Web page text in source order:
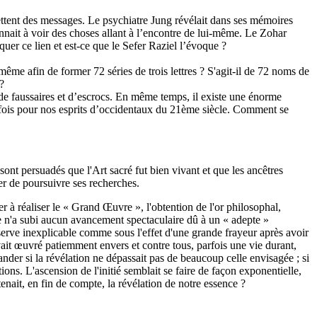
des messages. Le psychiatre Jung révélait dans ses mémoires
à voir des choses allant à l’encontre de lui-même. Le Zohar
ce lien et est-ce que le Sefer Raziel l’évoque ?
afin de former 72 séries de trois lettres ? S'agit-il de 72 noms de
et d’escrocs. En même temps, il existe une énorme
pour nos esprits d’occidentaux du 21ème siècle. Comment se
persuadés que l'Art sacré fut bien vivant et que les ancêtres
de poursuivre ses recherches.
à réaliser le « Grand Œuvre », l'obtention de l'or philosophal,
subi aucun avancement spectaculaire dû à un « adepte »
inexplicable comme sous l'effet d'une grande frayeur après avoir
œuvré patiemment envers et contre tous, parfois une vie durant,
si la révélation ne dépassait pas de beaucoup celle envisagée ; si
L'ascension de l'initié semblait se faire de façon exponentielle,
en fin de compte, la révélation de notre essence ?